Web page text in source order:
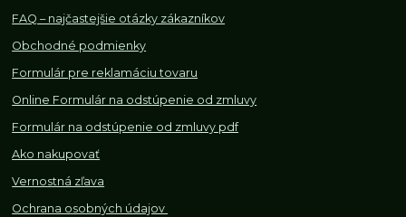
FAQ – najčastejšie otázky zákazníkov
Obchodné podmienky
Formulár pre reklamáciu tovaru
Online Formulár na odstúpenie od zmluvy
Formulár na odstúpenie od zmluvy pdf
Ako nakupovať
Vernostná zľava
Ochrana osobných údajov